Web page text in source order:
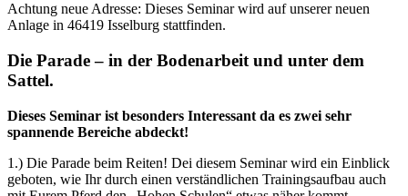
Achtung neue Adresse: Dieses Seminar wird auf unserer neuen
Anlage in 46419 Isselburg stattfinden.
Die Parade – in der Bodenarbeit und unter dem
Sattel.
Dieses Seminar ist besonders Interessant da es zwei sehr
spannende Bereiche abdeckt!
1.) Die Parade beim Reiten! Dei diesem Seminar wird ein Einblick
geboten, wie Ihr durch einen verständlichen Trainingsaufbau auch